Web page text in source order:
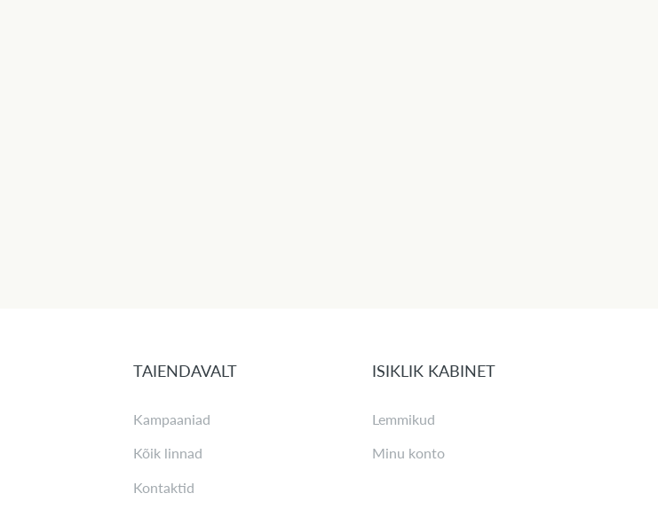
TAIENDAVALT
Kampaaniad
Kõik linnad
Kontaktid
ISIKLIK KABINET
Lemmikud
Minu konto